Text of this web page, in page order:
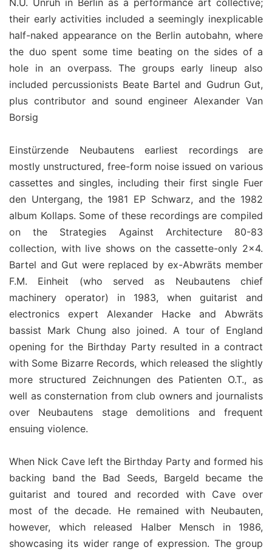
N.U. Unruh in Berlin as a performance art collective;
their early activities included a seemingly inexplicable
half-naked appearance on the Berlin autobahn, where
the duo spent some time beating on the sides of a
hole in an overpass. The groups early lineup also
included percussionists Beate Bartel and Gudrun Gut,
plus contributor and sound engineer Alexander Van
Borsig
Einstürzende Neubautens earliest recordings are
mostly unstructured, free-form noise issued on various
cassettes and singles, including their first single Fuer
den Untergang, the 1981 EP Schwarz, and the 1982
album Kollaps. Some of these recordings are compiled
on the Strategies Against Architecture 80-83
collection, with live shows on the cassette-only 2×4.
Bartel and Gut were replaced by ex-Abwräts member
F.M. Einheit (who served as Neubautens chief
machinery operator) in 1983, when guitarist and
electronics expert Alexander Hacke and Abwräts
bassist Mark Chung also joined. A tour of England
opening for the Birthday Party resulted in a contract
with Some Bizarre Records, which released the slightly
more structured Zeichnungen des Patienten O.T., as
well as consternation from club owners and journalists
over Neubautens stage demolitions and frequent
ensuing violence.
When Nick Cave left the Birthday Party and formed his
backing band the Bad Seeds, Bargeld became the
guitarist and toured and recorded with Cave over
most of the decade. He remained with Neubauten,
however, which released Halber Mensch in 1986,
showcasing its wider range of expression. The group